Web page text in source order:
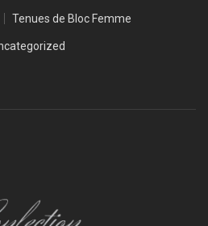
Tenues de Bloc Femme